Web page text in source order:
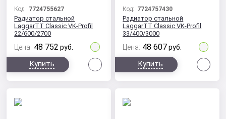
Код: 7724755627
Радиатор стальной
LaggarTT Classic VK-Profil
22/600/2700
Цена: 48 752 руб.
Купить
Код: 7724757430
Радиатор стальной
LaggarTT Classic VK-Profil
33/400/3000
Цена: 48 607 руб.
Купить